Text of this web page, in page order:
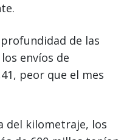
de las
envíos de
peor que el mes
del kilometraje, los